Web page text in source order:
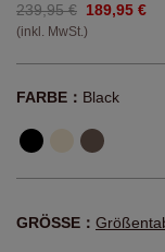
239,95 € 189,95 €
(inkl. MwSt.)
FARBE： Black
GRÖSSE：